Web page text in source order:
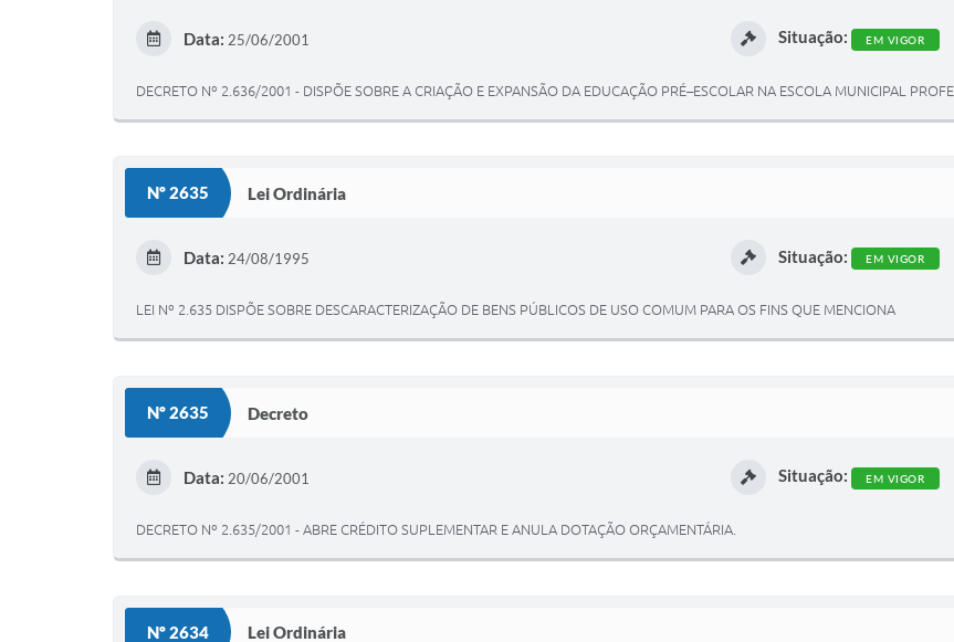
Data: 25/06/2001 Situação: EM VIGOR
DECRETO Nº 2.636/2001 - DISPÕE SOBRE A CRIAÇÃO E EXPANSÃO DA EDUCAÇÃO PRÉ–ESCOLAR NA ESCOLA MUNICIPAL
Nº 2635 Lei Ordinária
Data: 24/08/1995 Situação: EM VIGOR
LEI Nº 2.635 DISPÕE SOBRE DESCARACTERIZAÇÃO DE BENS PÚBLICOS DE USO COMUM PARA OS FINS QUE MENCIONA
Nº 2635 Decreto
Data: 20/06/2001 Situação: EM VIGOR
DECRETO Nº 2.635/2001 - ABRE CRÉDITO SUPLEMENTAR E ANULA DOTAÇÃO ORÇAMENTÁRIA.
Nº 2634 Lei Ordinária